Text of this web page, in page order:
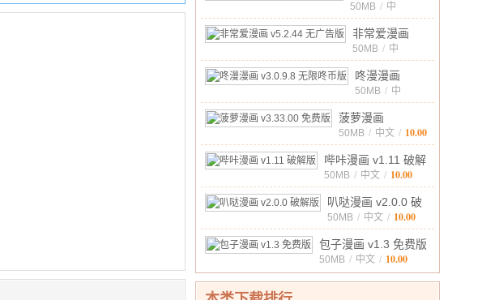
说) v8.2.39
v9.191.216 免
50MB / 中
文 / 10.00
非常爱漫画
v5.2.44 无广告
50MB / 中
文 / 10.00
咚漫漫画
v3.0.9.8 无限
50MB / 中
文 / 10.00
菠萝漫画
v3.33.00 免费版
50MB / 中文 / 10.00
哔咔漫画 v1.11 破解
版
50MB / 中文 / 10.00
叭哒漫画 v2.0.0 破
解版
50MB / 中文 / 10.00
包子漫画 v1.3 免费版
50MB / 中文 / 10.00